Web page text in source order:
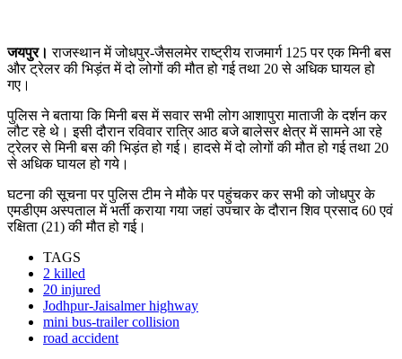
जयपुर। राजस्थान में जोधपुर-जैसलमेर राष्ट्रीय राजमार्ग 125 पर एक मिनी बस
और ट्रेलर की भिड़ंत में दो लोगों की मौत हो गई तथा 20 से अधिक घायल हो
गए।
पुलिस ने बताया कि मिनी बस में सवार सभी लोग आशापुरा माताजी के दर्शन कर
लौट रहे थे। इसी दौरान रविवार रात्रि आठ बजे बालेसर क्षेत्र में सामने आ रहे
ट्रेलर से मिनी बस की भिड़ंत हो गई। हादसे में दो लोगों की मौत हो गई तथा 20
से अधिक घायल हो गये।
घटना की सूचना पर पुलिस टीम ने मौके पर पहुंचकर कर सभी को जोधपुर के
एमडीएम अस्पताल में भर्ती कराया गया जहां उपचार के दौरान शिव प्रसाद 60 एवं
रक्षिता (21) की मौत हो गई।
TAGS
2 killed
20 injured
Jodhpur-Jaisalmer highway
mini bus-trailer collision
road accident